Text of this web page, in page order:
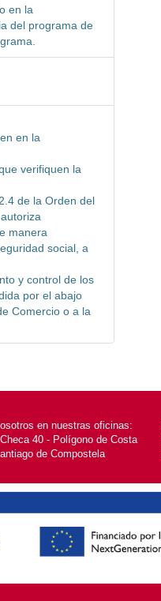
en la
del programa de
en la
verifiquen la
de la Orden del
manera
social, a
y control de los
por el abajo
Comercio o a la
en nuestras oficinas:
40 - Polígono de Costa
de Compostela